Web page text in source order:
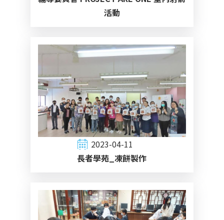
活動
2023-04-11
長者學苑_凍餅製作